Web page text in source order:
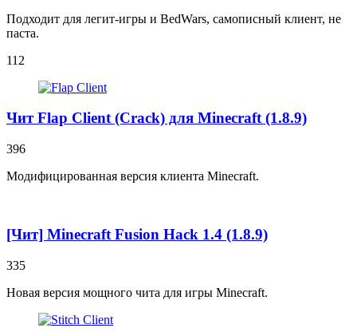
Подходит для легит-игры и BedWars, самописный клиент, не
паста.
112
Чит Flap Client (Crack) для Minecraft (1.8.9)
396
Модифицированная версия клиента Minecraft.
[Чит] Minecraft Fusion Hack 1.4 (1.8.9)
335
Новая версия мощного чита для игры Minecraft.